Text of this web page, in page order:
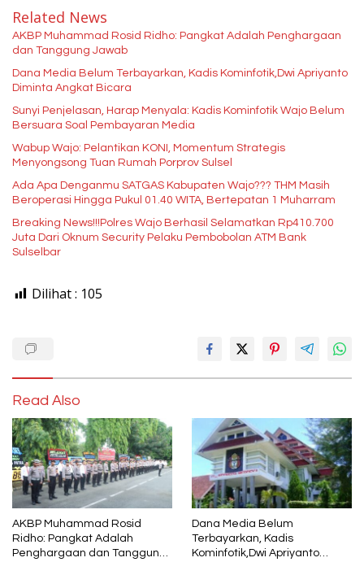
Related News
AKBP Muhammad Rosid Ridho: Pangkat Adalah Penghargaan
dan Tanggung Jawab
Dana Media Belum Terbayarkan, Kadis Kominfotik,Dwi Apriyanto
Diminta Angkat Bicara
Sunyi Penjelasan, Harap Menyala: Kadis Kominfotik Wajo Belum
Bersuara Soal Pembayaran Media
Wabup Wajo: Pelantikan KONI, Momentum Strategis
Menyongsong Tuan Rumah Porprov Sulsel
Ada Apa Denganmu SATGAS Kabupaten Wajo??? THM Masih
Beroperasi Hingga Pukul 01.40 WITA, Bertepatan 1 Muharram
Breaking News!!!Polres Wajo Berhasil Selamatkan Rp410.700
Juta Dari Oknum Security Pelaku Pembobolan ATM Bank
Sulselbar
Dilihat : 105
Read Also
AKBP Muhammad Rosid
Ridho: Pangkat Adalah
Penghargaan dan Tanggung
Dana Media Belum
Terbayarkan, Kadis
Kominfotik,Dwi Apriyanto